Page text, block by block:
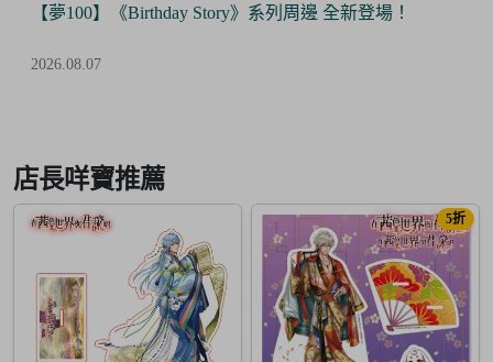
【夢100】《Birthday Story》系列周邊 全新登場！
2026.08.07
6
店長咩寶推薦
5折